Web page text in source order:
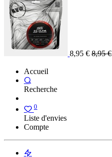
8,95 € 8,95€
Accueil
Recherche
0
Liste d'envies
Compte